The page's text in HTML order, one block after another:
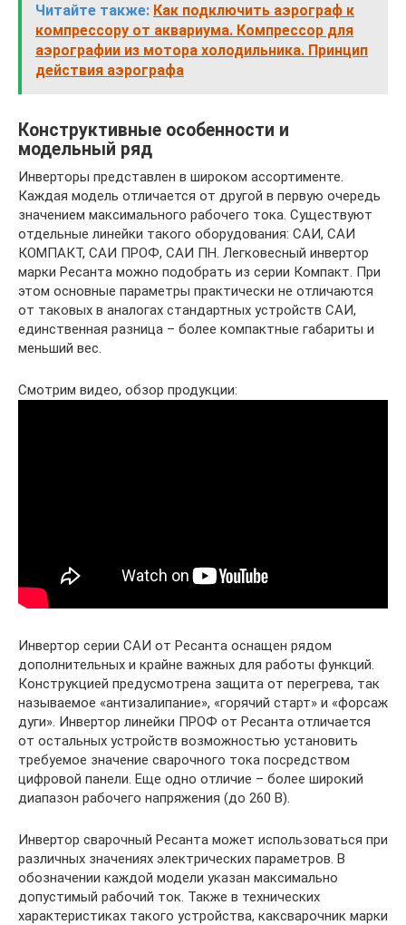
Читайте также: Как подключить аэрограф к
компрессору от аквариума. Компрессор для
аэрографии из мотора холодильника. Принцип
действия аэрографа
Конструктивные особенности и
модельный ряд
Инверторы представлен в широком ассортименте.
Каждая модель отличается от другой в первую очередь
значением максимального рабочего тока. Существуют
отдельные линейки такого оборудования: САИ, САИ
КОМПАКТ, САИ ПРОФ, САИ ПН. Легковесный инвертор
марки Ресанта можно подобрать из серии Компакт. При
этом основные параметры практически не отличаются
от таковых в аналогах стандартных устройств САИ,
единственная разница – более компактные габариты и
меньший вес.
Смотрим видео, обзор продукции:
Инвертор серии САИ от Ресанта оснащен рядом
дополнительных и крайне важных для работы функций.
Конструкцией предусмотрена защита от перегрева, так
называемое «антизалипание», «горячий старт» и «форсаж
дуги». Инвертор линейки ПРОФ от Ресанта отличается
от остальных устройств возможностью установить
требуемое значение сварочного тока посредством
цифровой панели. Еще одно отличие – более широкий
диапазон рабочего напряжения (до 260 В).
Инвертор сварочный Ресанта может использоваться при
различных значениях электрических параметров. В
обозначении каждой модели указан максимально
допустимый рабочий ток. Также в технических
характеристиках такого устройства, каксварочник марки